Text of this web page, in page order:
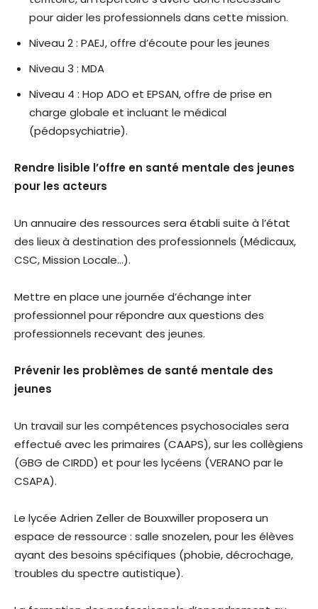
pour aider les professionnels dans cette mission.
Niveau 2 : PAEJ, offre d’écoute pour les jeunes
Niveau 3 : MDA
Niveau 4 : Hop ADO et EPSAN, offre de prise en
charge globale et incluant le médical
(pédopsychiatrie).
Rendre lisible l’offre en santé mentale des jeunes
pour les acteurs
Un annuaire des ressources sera établi suite à l’état
des lieux à destination des professionnels (Médicaux,
CSC, Mission Locale…).
Mettre en place une journée d’échange inter
professionnel pour répondre aux questions des
professionnels recevant des jeunes.
Prévenir les problèmes de santé mentale des
jeunes
Un travail sur les compétences psychosociales sera
effectué avec les primaires (CAAPS), sur les collègiens
(GBG de CIRDD) et pour les lycéens (VERANO par le
CSAPA).
Le lycée Adrien Zeller de Bouxwiller proposera un
espace de ressource : salle snozelen, pour les élèves
ayant des besoins spécifiques (phobie, décrochage,
troubles du spectre autistique).